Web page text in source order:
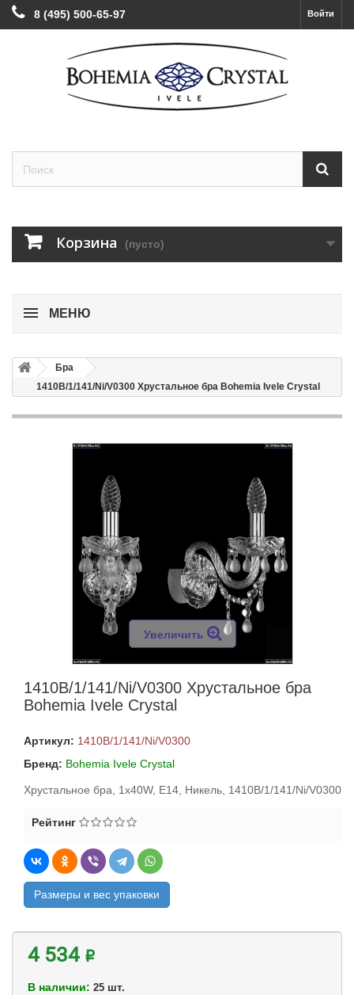
Войти
8 (495) 500-65-97
Корзина (пусто)
МЕНЮ
Бра
1410B/1/141/Ni/V0300 Хрустальное бра Bohemia Ivele Crystal
Увеличить
1410B/1/141/Ni/V0300 Хрустальное бра
Bohemia Ivele Crystal
Артикул: 1410B/1/141/Ni/V0300
Бренд: Bohemia Ivele Crystal
Хрустальное бра, 1x40W, E14, Никель, 1410B/1/141/Ni/V0300
Рейтинг
Размеры и вес упаковки
4 534 ₽
В наличии: 25 шт.